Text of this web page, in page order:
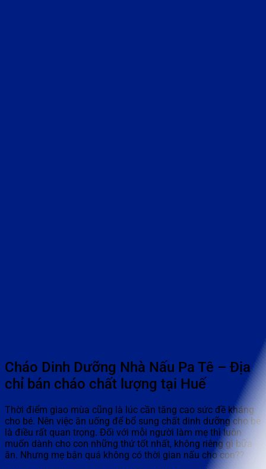
Cháo Dinh Dưỡng Nhà Nấu Pa Tê – Địa
chỉ bán cháo chất lượng tại Huế
Thời điểm giao mùa cũng là lúc cần tăng cao sức đề kháng
cho bé. Nên việc ăn uống để bổ sung chất dinh dưỡng cho bé
là điều rất quan trọng. Đối với mỗi người làm mẹ thì luôn
muốn dành cho con những thứ tốt nhất, không riêng gì bữa
ăn. Nhưng mẹ bận quá không có thời gian nấu cho con??